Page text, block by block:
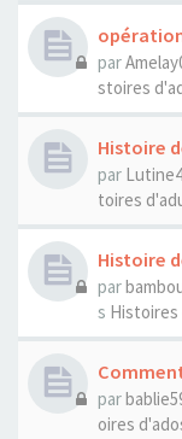
par
stoires
Histoire
par
toires
Histoire
par
s
par
oires